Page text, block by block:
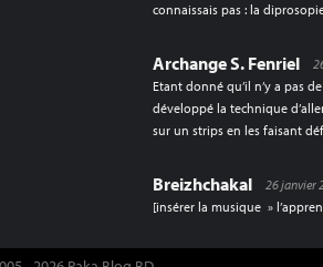
connaissais pas : la
Archange S. Fenriel
Etant donné qu’il n’y a pas
développé la technique
sur un strips en les faisant
Breizhchakal
26 janvier
[insérer la musique »